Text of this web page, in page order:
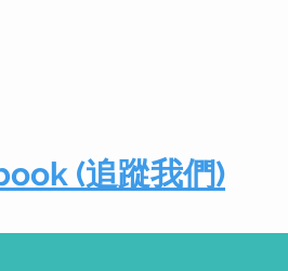
(追蹤我們)